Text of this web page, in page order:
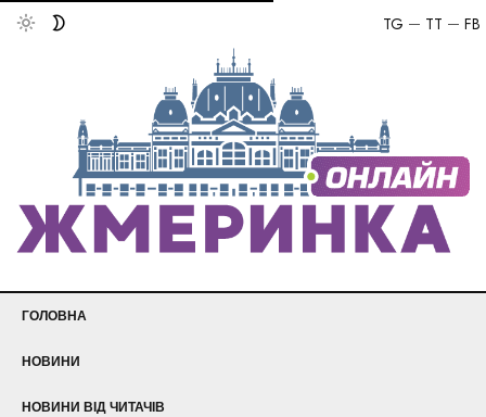
FB
TT
TG
ГОЛОВНА
НОВИНИ
НОВИНИ ВІД ЧИТАЧІВ